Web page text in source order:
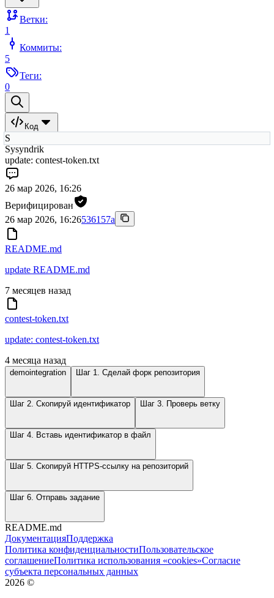
Ветки:
1
Коммиты:
5
Теги:
0
Код
S
Sysyndrik
update: contest-token.txt
26 мар 2026, 16:26
Верифицирован
26 мар 2026, 16:26536157a
README.md
update README.md
7 месяцев назад
contest-token.txt
update: contest-token.txt
4 месяца назад
demointegration Шаг 1. Сделай форк репозитория
Шаг 2. Скопируй идентификатор Шаг 3. Проверь ветку
Шаг 4. Вставь идентификатор в файл
Шаг 5. Скопируй HTTPS-ссылку на репозиторий
Шаг 6. Отправь задание
README.md
ДокументацияПоддержка
Политика конфиденциальностиПользовательское
соглашениеПолитика использования «cookies»Согласие
субъекта персональных данных
2026 ©